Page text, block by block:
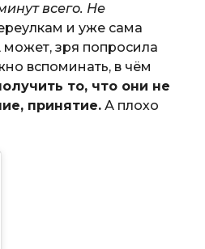
всего. Не
и уже сама
зря попросила
вспоминать, в чём
то, что они не
принятие. А плохо